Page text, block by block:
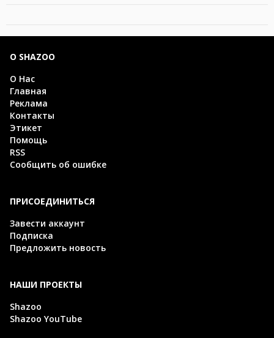
О SHAZOO
О Нас
Главная
Реклама
Контакты
Этикет
Помощь
RSS
Сообщить об ошибке
ПРИСОЕДИНИТЬСЯ
Завести аккаунт
Подписка
Предложить новость
НАШИ ПРОЕКТЫ
Shazoo
Shazoo YouTube